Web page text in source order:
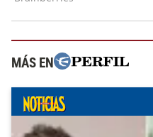
MÁS EN